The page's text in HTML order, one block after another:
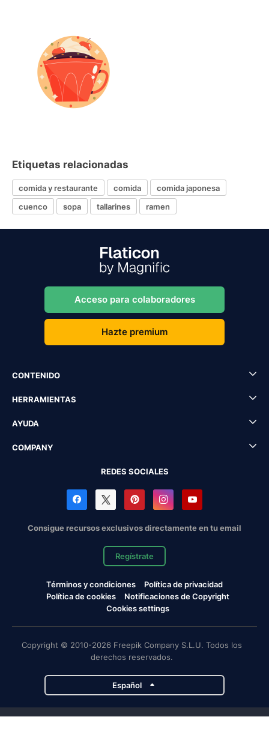
Etiquetas relacionadas
comida y restaurante comida
comida japonesa
cuenco
sopa tallarines ramen
Acceso para colaboradores
Hazte premium
CONTENIDO
HERRAMIENTAS
AYUDA
COMPANY
REDES SOCIALES
Consigue recursos exclusivos directamente en tu email
Regístrate
Términos y condiciones
Política de privacidad
Política de cookies
Notificaciones de Copyright
Cookies settings
Copyright © 2010-2026 Freepik Company S.L.U. Todos los
derechos reservados.
Español